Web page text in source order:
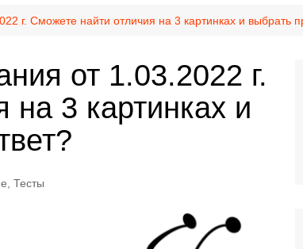
займ
Автокредит
Кредитная карта
КАСКО
Осторожно,
Полезное
г. Сможете найти отличия на 3 картинках и выбрать
от 1.03.2022 г.
на 3 картинках и
Тесты